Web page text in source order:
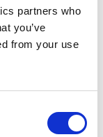
partners who
you’ve
from your use